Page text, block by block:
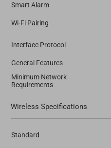
Smart Alarm
Wi-Fi Pairing
Interface Protocol
General Features
Minimum Network
Requirements
Wireless Specifications
Standard